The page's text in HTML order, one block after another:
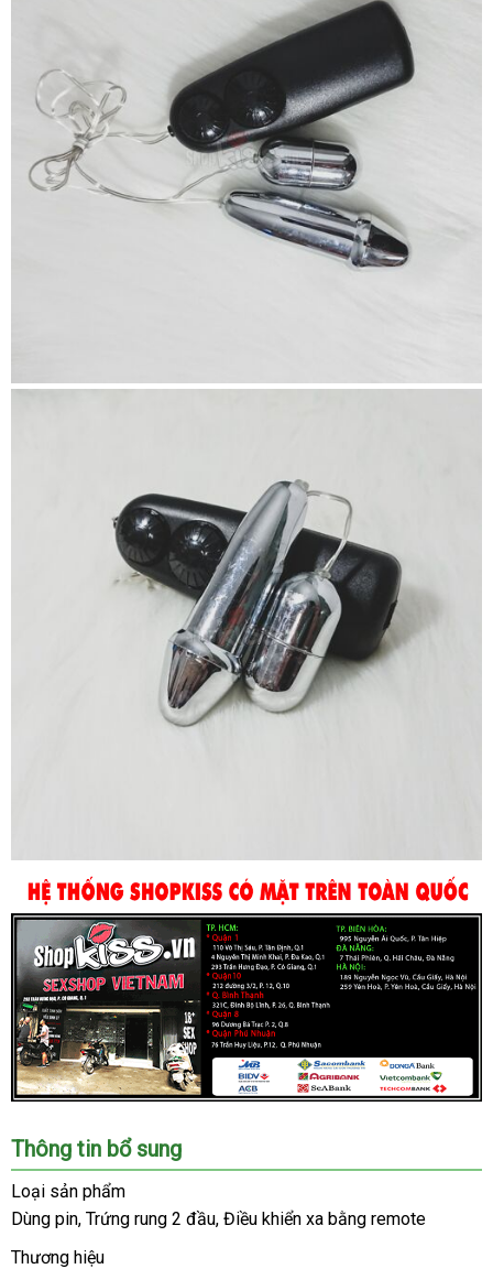
Chúng
tôi
là
hệ
thống
Shop
Thông tin bổ sung
Loại sản phẩm
Dùng pinsửa
chữa
, Trứng rung 2 đầutự
, Điều khiển xa bằng remote
Thương hiệu